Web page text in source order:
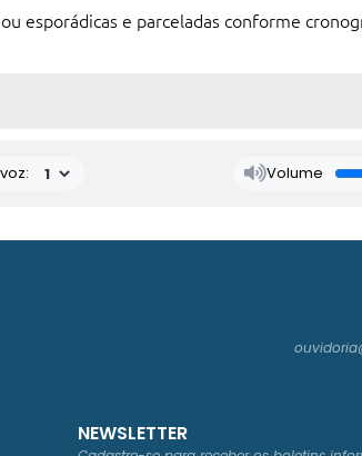
esporádicas e parceladas conforme
Volume
NEWSLETTER